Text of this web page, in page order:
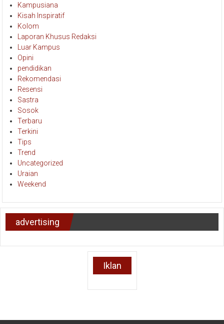
Kampusiana
Kisah Inspiratif
Kolom
Laporan Khusus Redaksi
Luar Kampus
Opini
pendidikan
Rekomendasi
Resensi
Sastra
Sosok
Terbaru
Terkini
Tips
Trend
Uncategorized
Uraian
Weekend
advertising
Iklan